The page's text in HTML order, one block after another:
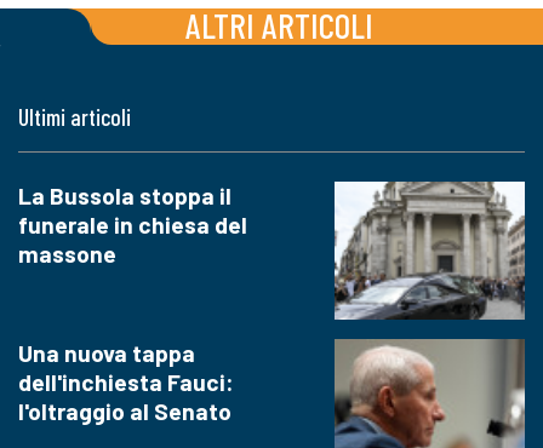
ALTRI ARTICOLI
Ultimi articoli
La Bussola stoppa il
funerale in chiesa del
massone
Una nuova tappa
dell'inchiesta Fauci:
l'oltraggio al Senato